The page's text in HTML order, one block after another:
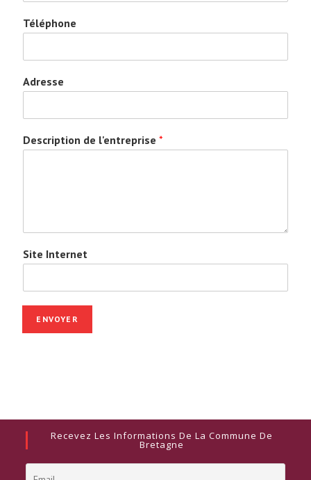
Téléphone
Adresse
Description de l'entreprise*
Site Internet
ENVOYER
Recevez Les Informations De La Commune De
Bretagne